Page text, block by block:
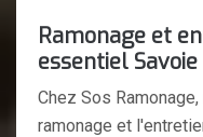
Ramonage et
essentiel Savoie
Chez Sos
ramonage et